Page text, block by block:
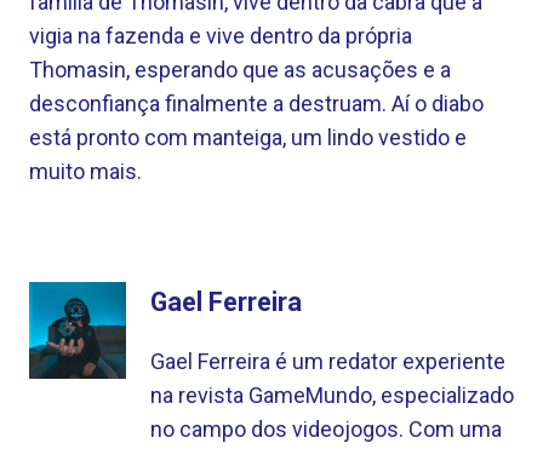
vigia na fazenda e vive dentro da própria
Thomasin, esperando que as acusações e a
desconfiança finalmente a destruam. Aí o diabo
está pronto com manteiga, um lindo vestido e
muito mais.
Gael Ferreira
Gael Ferreira é um redator experiente
na revista GameMundo, especializado
no campo dos videojogos. Com uma